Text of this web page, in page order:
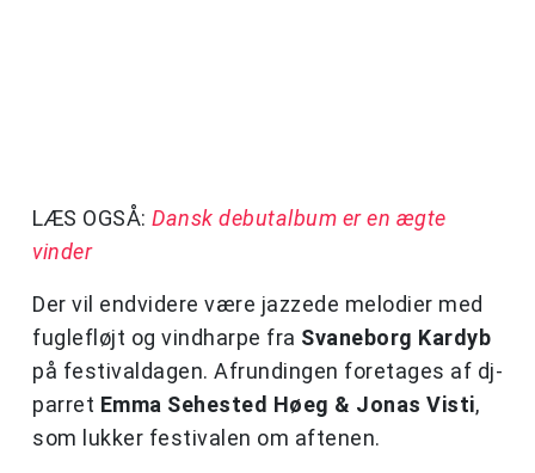
LÆS OGSÅ: Dansk debutalbum er en ægte
vinder
Der vil endvidere være jazzede melodier med
fuglefløjt og vindharpe fra Svaneborg Kardyb
på festivaldagen. Afrundingen foretages af dj-
parret Emma Sehested Høeg & Jonas Visti,
som lukker festivalen om aftenen.